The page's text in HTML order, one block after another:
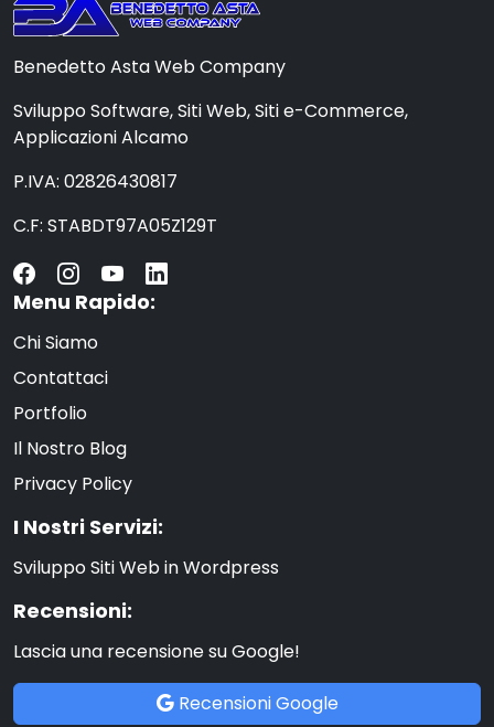
Benedetto Asta Web Company
Sviluppo Software, Siti Web, Siti e-Commerce,
Applicazioni Alcamo
P.IVA: 02826430817
C.F: STABDT97A05Z129T
Menu Rapido:
Chi Siamo
Contattaci
Portfolio
Il Nostro Blog
Privacy Policy
I Nostri Servizi:
Sviluppo Siti Web in Wordpress
Recensioni:
Lascia una recensione su Google!
Recensioni Google